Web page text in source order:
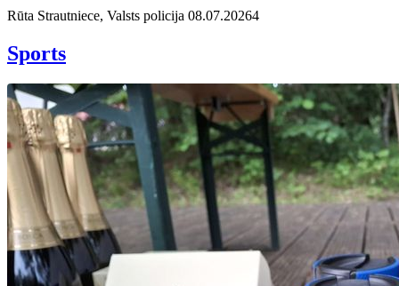
Rūta Strautniece, Valsts policija 08.07.20264
Sports